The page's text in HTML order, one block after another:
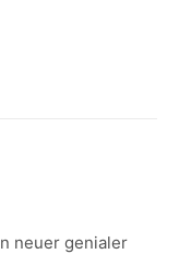
neuer genialer